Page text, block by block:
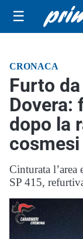
☰
CRONACA
Furto
Dovera:
dopo la
cosmesi
Cinturata l’area
SP 415,